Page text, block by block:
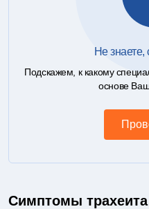
Не знаете,
Подскажем, к какому
основе
Симптомы трахеита